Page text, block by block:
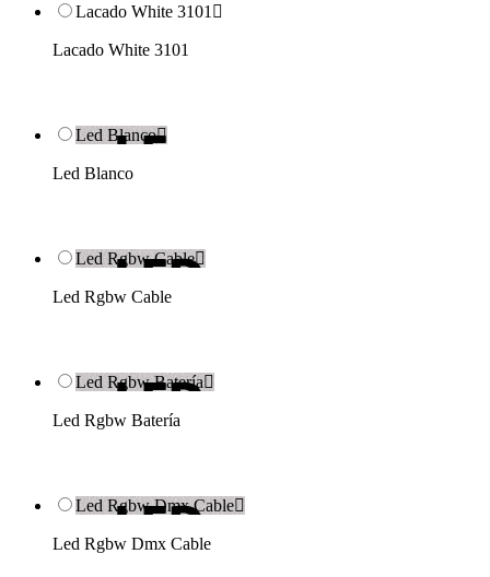
Lacado White 3101 
Lacado White 3101
Led Blanco
Led Blanco
Led Rgbw Cable
Led Rgbw Cable
Led Rgbw Batería
Led Rgbw Batería
Led Rgbw Dmx Cable
Led Rgbw Dmx Cable